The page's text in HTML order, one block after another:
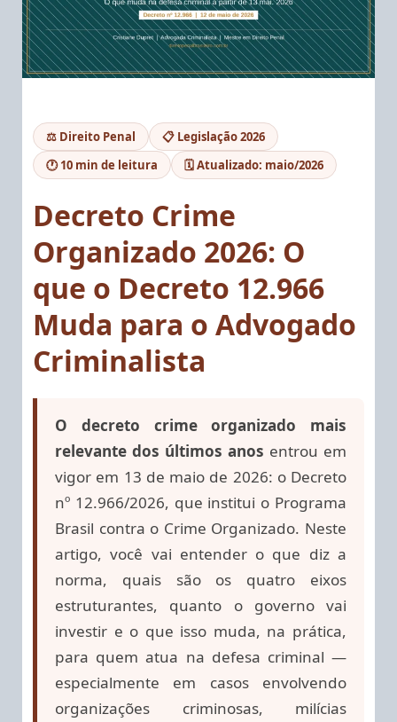
⚖️ Direito Penal
📋 Legislação 2026
🕐 10 min de leitura
🗓️ Atualizado: maio/2026
Decreto Crime
Organizado 2026: O
que o Decreto 12.966
Muda para o Advogado
Criminalista
O decreto crime organizado mais
relevante dos últimos anos entrou em
vigor em 13 de maio de 2026: o Decreto
nº 12.966/2026, que institui o Programa
Brasil contra o Crime Organizado. Neste
artigo, você vai entender o que diz a
norma, quais são os quatro eixos
estruturantes, quanto o governo vai
investir e o que isso muda, na prática,
para quem atua na defesa criminal —
especialmente em casos envolvendo
organizações criminosas, milícias